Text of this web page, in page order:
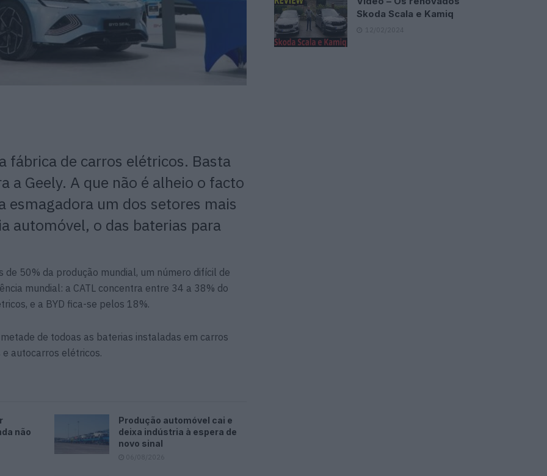
fábrica de carros elétricos. Basta
a Geely. A que não é alheio o facto
esmagadora um dos setores mais
automóvel, o das baterias para
de 50% da produção mundial, um número difícil de
mundial: a CATL concentra entre 34 a 38% do
e a BYD fica-se pelos 18%.
de todoas as baterias instaladas em carros
autocarros elétricos.
não
Produção automóvel cai e
deixa indústria à espera de
novo sinal
Skoda Scala e Kamiq
12/02/2024